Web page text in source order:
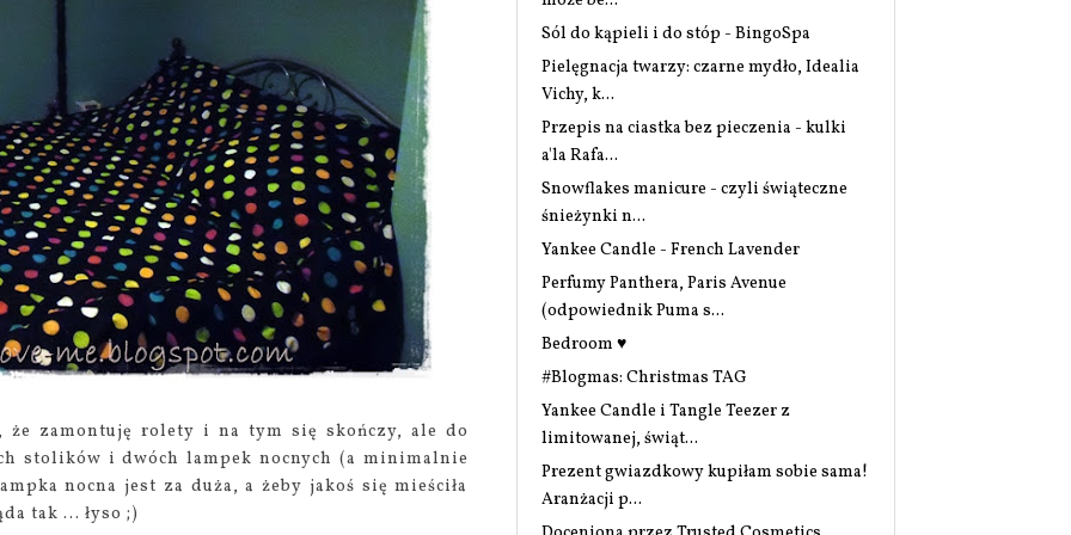
że zamontuję rolety i na tym się skończy, ale do
stolików i dwóch lampek nocnych (a minimalnie
nocna jest za duża, a żeby jakoś się mieściła
tak ... łyso ;)
Sól do kąpieli i do stóp - BingoSpa
Pielęgnacja twarzy: czarne mydło, Idealia
Vichy, k...
Przepis na ciastka bez pieczenia - kulki
a'la Rafa...
Snowflakes manicure - czyli świąteczne
śnieżynki n...
Yankee Candle - French Lavender
Perfumy Panthera, Paris Avenue
(odpowiednik Puma s...
Bedroom ♥
#Blogmas: Christmas TAG
Yankee Candle i Tangle Teezer z
limitowanej, świąt...
Prezent gwiazdkowy kupiłam sobie sama!
Aranżacji p...